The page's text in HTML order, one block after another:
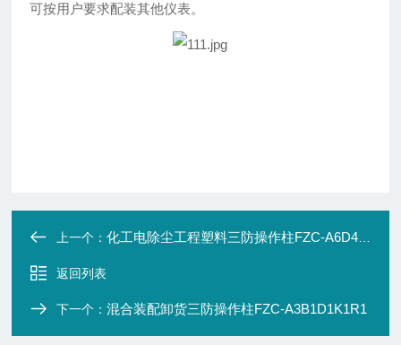
可按用户要求配装其他仪表。
上一个：化工电除尘工程塑料三防操作柱FZC-A6D4K2G
返回列表
下一个：混合装配卸货三防操作柱FZC-A3B1D1K1R1